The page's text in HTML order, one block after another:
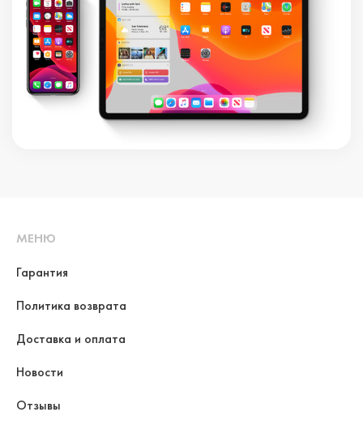
МЕНЮ
Гарантия
Политика возврата
Доставка и оплата
Новости
Отзывы